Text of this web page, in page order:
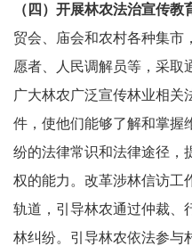
（四）开展林农法治宣传教
贸会、庙会和农村各种集市
愿者、人民调解员等，采取
广大林农广泛宣传林业相关
件，使他们能够了解和掌握
纷的法律常识和法律途径，
权的能力。改革涉林信访工
轨道，引导林农通过仲裁、
林纠纷。引导林农依法参与